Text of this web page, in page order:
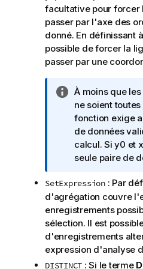
facultative pour forcer
passer par l'axe des
donné. En définissant
possible de forcer la
passer par une
N
o
t
e
I
n
o
r
m
a
t
i
o
À moins que
ne soient
fonction exige
de données
calcul. Siy0 et
seule paire de
SetExpression: Par
d'agrégation couvre
enregistrements
sélection. Il est
d'enregistrements
expression d'analyse
DISTINCT : Si le terme